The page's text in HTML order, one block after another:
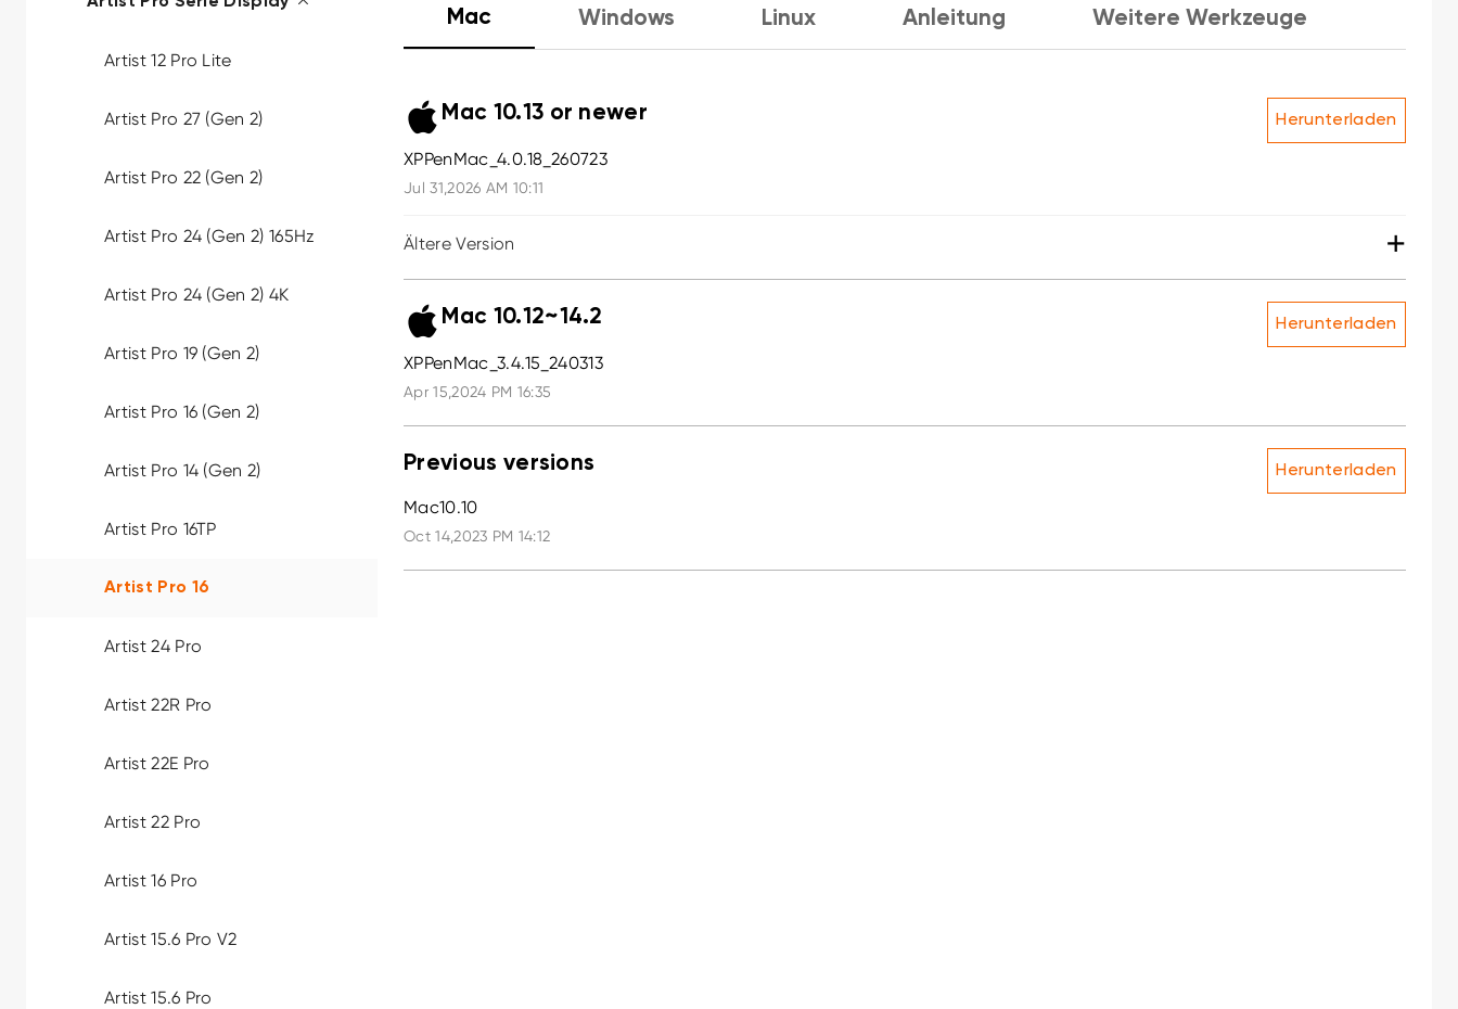
Artist 12 Pro Lite
Artist Pro 27 (Gen 2)
Artist Pro 22 (Gen 2)
Artist Pro 24 (Gen 2) 165Hz
Artist Pro 24 (Gen 2) 4K
Artist Pro 19 (Gen 2)
Artist Pro 16 (Gen 2)
Artist Pro 14 (Gen 2)
Artist Pro 16TP
Artist Pro 16
Artist 24 Pro
Artist 22R Pro
Artist 22E Pro
Artist 22 Pro
Artist 16 Pro
Artist 15.6 Pro V2
Artist 15.6 Pro
Mac Windows Linux Anleitung Weitere Werkzeuge
Mac 10.13 or newer
XPPenMac_4.0.18_260723
Jul 31,2026 AM 10:11
Herunterladen
Ältere Version +
Mac 10.12~14.2
XPPenMac_3.4.15_240313
Apr 15,2024 PM 16:35
Herunterladen
Previous versions
Mac10.10
Oct 14,2023 PM 14:12
Herunterladen